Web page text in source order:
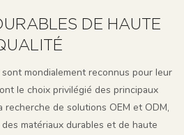
DE HAUTE
mondialement reconnus pour leur
le choix privilégié des principaux
recherche de solutions OEM et ODM,
matériaux durables et de haute